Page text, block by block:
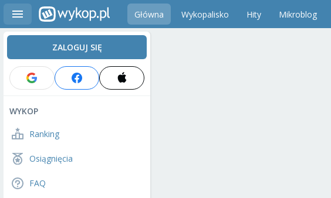
Główna Wykopalisko Hity Mikroblog
ZALOGUJ SIĘ
WYKOP
Ranking
Osiągnięcia
FAQ